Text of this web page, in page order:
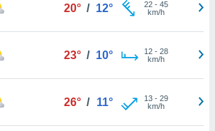
20° / 12° 22- 45
km/h
23° / 10° 12- 28
km/h
26° / 11° 13- 29
km/h